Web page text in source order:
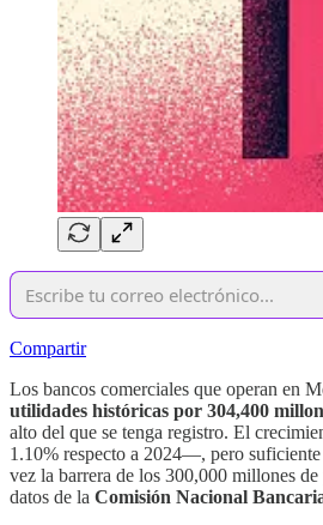
Compartir
Los bancos comerciales que operan en
utilidades históricas por 304,400
alto del que se tenga registro. El
1.10% respecto a 2024—, pero
vez la barrera de los 300,000 millones de
datos de la Comisión Nacional